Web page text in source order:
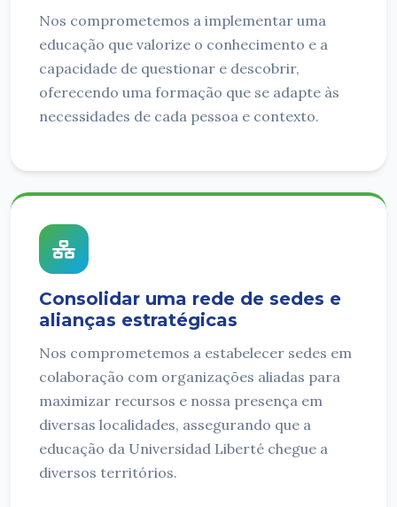
Nos comprometemos a implementar uma
educação que valorize o conhecimento e a
capacidade de questionar e descobrir,
oferecendo uma formação que se adapte às
necessidades de cada pessoa e contexto.
Consolidar uma rede de sedes e
alianças estratégicas
Nos comprometemos a estabelecer sedes em
colaboração com organizações aliadas para
maximizar recursos e nossa presença em
diversas localidades, assegurando que a
educação da Universidad Liberté chegue a
diversos territórios.